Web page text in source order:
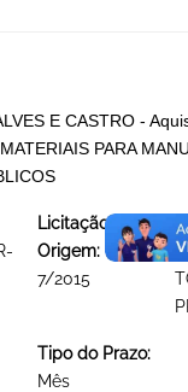
E CASTRO -
PARA
Licitação de
Origem:
7/2015
Tipo do Prazo:
Mês